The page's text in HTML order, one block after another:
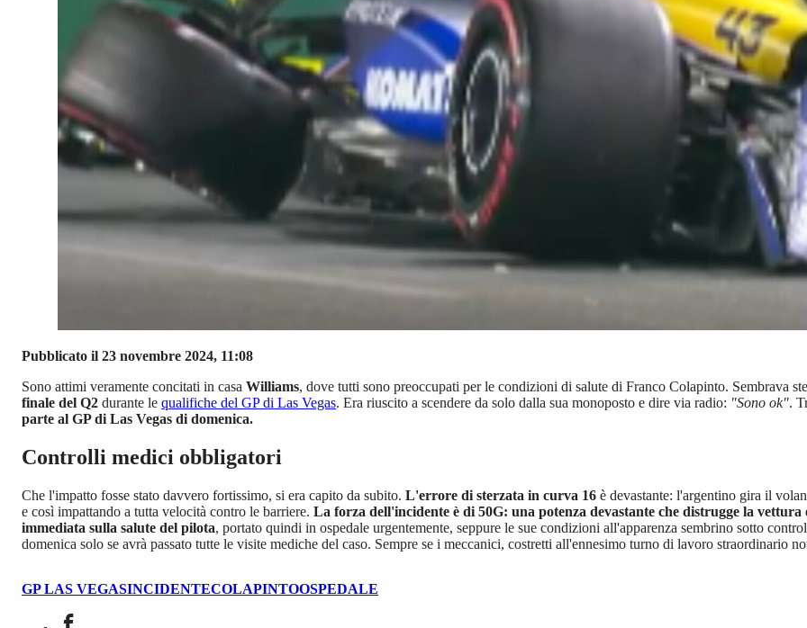
Pubblicato il 23 novembre 2024, 11:08
Sono attimi veramente concitati in casa Williams, dove tutti sono preoccupati per le condizioni di salute di Franco Colapinto. Sembrava
finale del Q2 durante le qualifiche del GP di Las Vegas. Era riuscito a scendere da solo dalla sua monoposto e dire via radio: "Sono ok".
parte al GP di Las Vegas di domenica.
Controlli medici obbligatori
Che l'impatto fosse stato davvero fortissimo, si era capito da subito. L'errore di sterzata in curva 16 è devastante: l'argentino gira il
e così impattando a tutta velocità contro le barriere. La forza dell'incidente è di 50G: una potenza devastante che distrugge la
immediata sulla salute del pilota, portato quindi in ospedale urgentemente, seppure le sue condizioni all'apparenza sembrino sotto
domenica solo se avrà passato tutte le visite mediche del caso. Sempre se i meccanici, costretti all'ennesimo turno di lavoro straordinario
GP LAS VEGASINCIDENTECOLAPINTOOSPEDALE